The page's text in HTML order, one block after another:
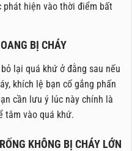
phát hiện vào thời điểm bất
BỊ CHÁY
lại quá khứ ở đằng sau nếu
khích lệ bạn cố gắng phấn
cần lưu ý lúc này chính là
tâm vào quá khứ.
KHÔNG BỊ CHÁY LỚN